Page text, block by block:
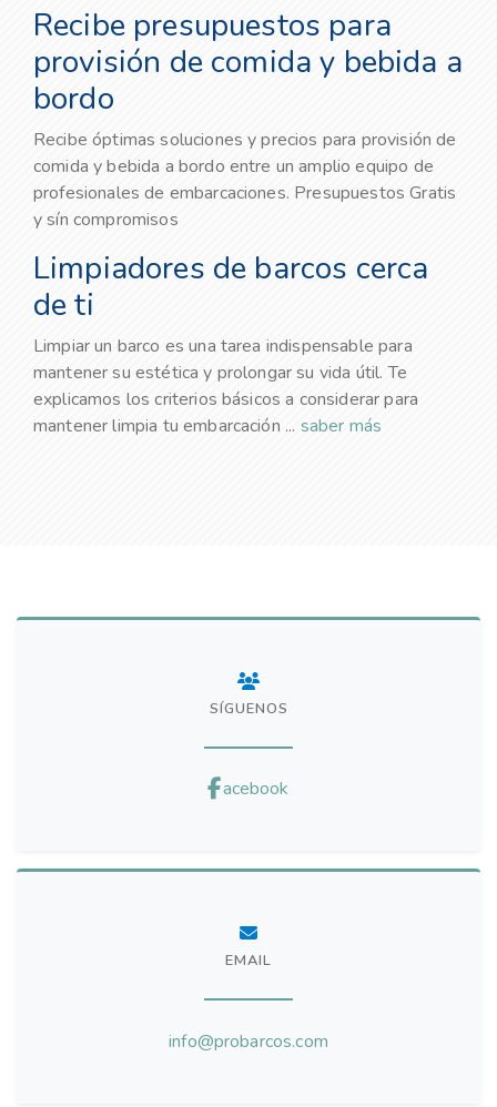
Recibe presupuestos para
provisión de comida y bebida a
bordo
Recibe óptimas soluciones y precios para provisión de
comida y bebida a bordo entre un amplio equipo de
profesionales de embarcaciones. Presupuestos Gratis
y sín compromisos
Limpiadores de barcos cerca
de ti
Limpiar un barco es una tarea indispensable para
mantener su estética y prolongar su vida útil. Te
explicamos los criterios básicos a considerar para
mantener limpia tu embarcación ... saber más
SÍGUENOS
acebook
EMAIL
info@probarcos.com